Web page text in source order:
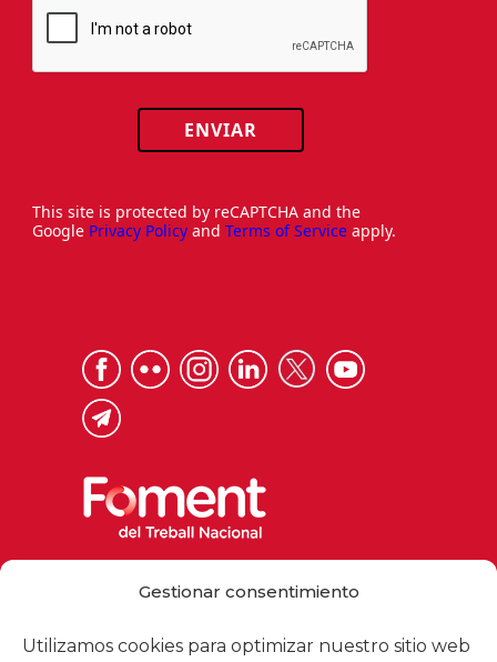
Gestionar consentimiento
Utilizamos cookies para optimizar nuestro sitio web
ENVIAR
This site is protected by reCAPTCHA and the
Google Privacy Policy and Terms of Service apply.
foment@foment.com